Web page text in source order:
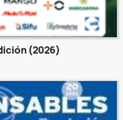
(2026)